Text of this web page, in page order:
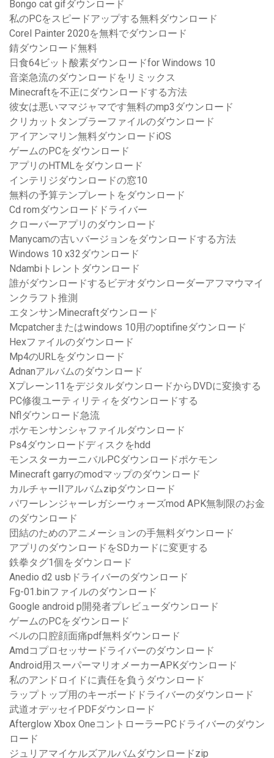
Bongo cat gifダウンロード
私のPCをスピードアップする無料ダウンロード
Corel Painter 2020を無料でダウンロード
錆ダウンロード無料
日食64ビット酸素ダウンロードfor Windows 10
音楽急流のダウンロードをリミックス
Minecraftを不正にダウンロードする方法
彼女は悪いママジャマです無料のmp3ダウンロード
クリカットタンブラーファイルのダウンロード
アイアンマリン無料ダウンロードiOS
ゲームのPCをダウンロード
アプリのHTMLをダウンロード
インテリジダウンロードの窓10
無料の予算テンプレートをダウンロード
Cd romダウンロードドライバー
クローバーアプリのダウンロード
Manycamの古いバージョンをダウンロードする方法
Windows 10 x32ダウンロード
Ndambiトレントダウンロード
誰がダウンロードするビデオダウンローダーアフマウマイ
ンクラフト推測
エタンサンMinecraftダウンロード
Mcpatcherまたはwindows 10用のoptifineダウンロード
Hexファイルのダウンロード
Mp4のURLをダウンロード
Adnanアルバムのダウンロード
Xプレーン11をデジタルダウンロードからDVDに変換する
PC修復ユーティリティをダウンロードする
Nflダウンロード急流
ポケモンサンシャファイルダウンロード
Ps4ダウンロードディスクをhdd
モンスターカーニバルPCダウンロードポケモン
Minecraft garryのmodマップのダウンロード
カルチャーIIアルバムzipダウンロード
パワーレンジャーレガシーウォーズmod APK無制限のお金
のダウンロード
団結のためのアニメーションの手無料ダウンロード
アプリのダウンロードをSDカードに変更する
鉄拳タグ1個をダウンロード
Anedio d2 usbドライバーのダウンロード
Fg-01.binファイルのダウンロード
Google android p開発者プレビューダウンロード
ゲームのPCをダウンロード
ベルの口腔顔面痛pdf無料ダウンロード
Amdコプロセッサードライバーのダウンロード
Android用スーパーマリオメーカーAPKダウンロード
私のアンドロイドに責任を負うダウンロード
ラップトップ用のキーボードドライバーのダウンロード
武道オデッセイPDFダウンロード
Afterglow Xbox OneコントローラーPCドライバーのダウン
ロード
ジュリアマイケルズアルバムダウンロードzip